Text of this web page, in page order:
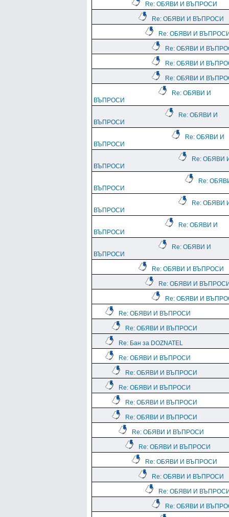
Re: ОБЯВИ И ВЪПРОСИ
Re: ОБЯВИ И ВЪПРОСИ
Re: ОБЯВИ И
Re: ОБЯВИ И
Re: ОБЯВИ И
Re: ОБЯВИ И
Re: ОБЯВИ И
ВЪПРОСИ
Re: ОБЯВИ И
ВЪПРОСИ
Re: ОБЯВИ И
ВЪПРОСИ
Re: ОБЯВИ
ВЪПРОСИ
Re:
ВЪПРОСИ
Re: ОБЯВИ
ВЪПРОСИ
Re: ОБЯВИ И
ВЪПРОСИ
Re: ОБЯВИ И
ВЪПРОСИ
Re: ОБЯВИ И ВЪПРОСИ
Re: ОБЯВИ И
Re: ОБЯВИ И
Re: ОБЯВИ И ВЪПРОСИ
Re: ОБЯВИ И ВЪПРОСИ
Re: Бан за DOZNATEL
Re: ОБЯВИ И ВЪПРОСИ
Re: ОБЯВИ И ВЪПРОСИ
Re: ОБЯВИ И ВЪПРОСИ
Re: ОБЯВИ И ВЪПРОСИ
Re: ОБЯВИ И ВЪПРОСИ
Re: ОБЯВИ И ВЪПРОСИ
Re: ОБЯВИ И ВЪПРОСИ
Re: ОБЯВИ И ВЪПРОСИ
Re: ОБЯВИ И ВЪПРОСИ
Re: ОБЯВИ И
Re: ОБЯВИ И